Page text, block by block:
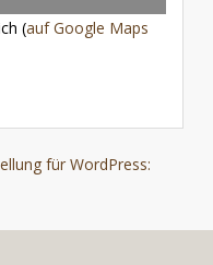
(auf Google Maps
für WordPress: